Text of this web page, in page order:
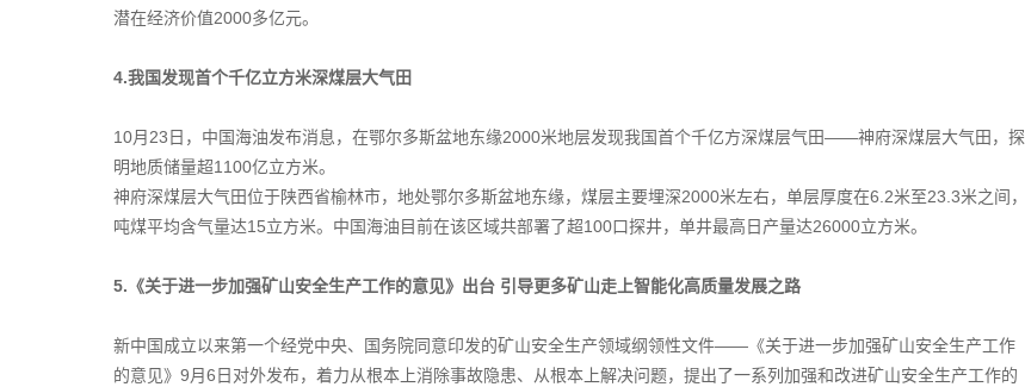
潜在经济价值2000多亿元。
4.我国发现首个千亿立方米深煤层大气田
10月23日，中国海油发布消息，在鄂尔多斯盆地东缘2000米地层发现我国首个千亿方深煤层气田——神府深煤层大气田，探
明地质储量超1100亿立方米。
神府深煤层大气田位于陕西省榆林市，地处鄂尔多斯盆地东缘，煤层主要埋深2000米左右，单层厚度在6.2米至23.3米之间，
吨煤平均含气量达15立方米。中国海油目前在该区域共部署了超100口探井，单井最高日产量达26000立方米。
5.《关于进一步加强矿山安全生产工作的意见》出台 引导更多矿山走上智能化高质量发展之路
新中国成立以来第一个经党中央、国务院同意印发的矿山安全生产领域纲领性文件——《关于进一步加强矿山安全生产工作
的意见》9月6日对外发布，着力从根本上消除事故隐患、从根本上解决问题，提出了一系列加强和改进矿山安全生产工作的